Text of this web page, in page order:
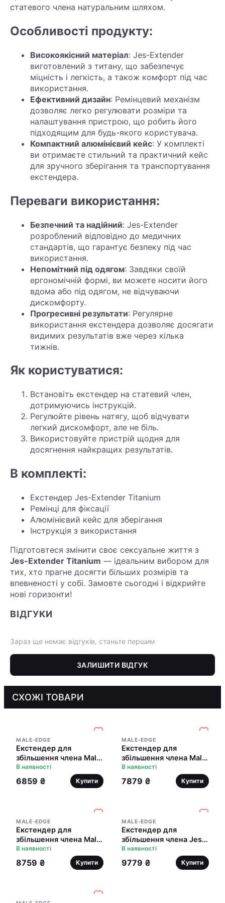
статевого члена натуральним шляхом.
Особливості продукту:
Високоякісний матеріал: Jes-Extender
виготовлений з титану, що забезпечує
міцність і легкість, а також комфорт під час
використання.
Ефективний дизайн: Ремінцевий механізм
дозволяє легко регулювати розміри та
налаштування пристрою, що робить його
підходящим для будь-якого користувача.
Компактний алюмінієвий кейс: У комплекті
ви отримаєте стильний та практичний кейс
для зручного зберігання та транспортування
екстендера.
Переваги використання:
Безпечний та надійний: Jes-Extender
розроблений відповідно до медичних
стандартів, що гарантує безпеку під час
використання.
Непомітний під одягом: Завдяки своїй
ергономічній формі, ви можете носити його
вдома або під одягом, не відчуваючи
дискомфорту.
Прогресивні результати: Регулярне
використання екстендера дозволяє досягати
видимих результатів вже через кілька
тижнів.
Як користуватися:
Встановіть екстендер на статевий член,
дотримуючись інструкцій.
Регулюйте рівень натягу, щоб відчувати
легкий дискомфорт, але не біль.
Використовуйте пристрій щодня для
досягнення найкращих результатів.
В комплекті:
Екстендер Jes-Extender Titanium
Ремінці для фіксації
Алюмінієвий кейс для зберігання
Інструкція з використання
Підготовтеся змінити своє сексуальне життя з
Jes-Extender Titanium — ідеальним вибором для
тих, хто прагне досягти більших розмірів та
впевненості у собі. Замовте сьогодні і відкрийте
нові горизонти!
ВІДГУКИ
Зараз ще немає відгуків, станьте першим
ЗАЛИШИТИ ВІДГУК
СХОЖІ ТОВАРИ
MALE-EDGE
Екстендер для
збільшення члена Male
Edge Basic,
ремінцевий, маса
всього 65 г, міцний
В наявності
6859 ₴ Купити
MALE-EDGE
Екстендер для
збільшення члена Male
Edge Extra,
ремінцевий, маса
всього 65 г, міцний
В наявності
7879 ₴ Купити
MALE-EDGE
Екстендер для
збільшення члена Male
Edge Pro, ремінцевий,
маса всього 65 г,
міцний пластик
В наявності
8759 ₴ Купити
MALE-EDGE
Екстендер для
збільшення члена Jes-
Extender Original,
ремінцевий,
дерев'яний футляр для
В наявності
9779 ₴ Купити